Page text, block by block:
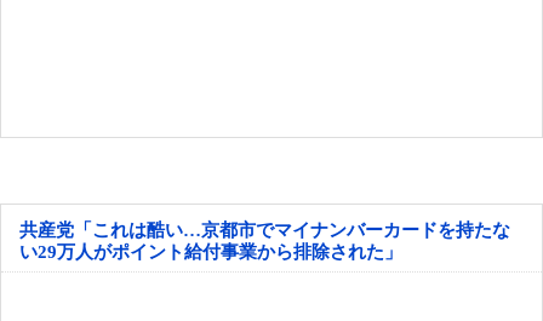
共産党「これは酷い…京都市でマイナンバーカードを持たな
い29万人がポイント給付事業から排除された」